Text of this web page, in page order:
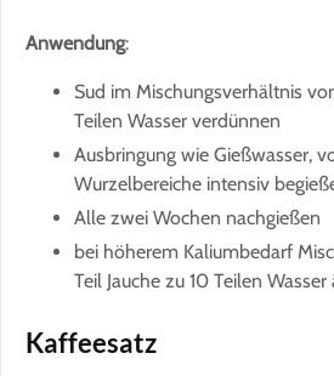
Anwendung:
Sud im Mischungsverhältnis
Teilen Wasser verdünnen
Ausbringung wie Gießwasser,
Wurzelbereiche intensiv
Alle zwei Wochen nachgießen
bei höherem Kaliumbedarf
Teil Jauche zu 10 Teilen Wasser
Kaffeesatz